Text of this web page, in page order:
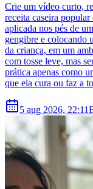
Crie um vídeo curto,
receita caseira
aplicada nos pés de
gengibre e colocando
da criança, em um
com tosse leve, mas
prática apenas como
que ela cura ou faz a
5 aug 2026, 22:11